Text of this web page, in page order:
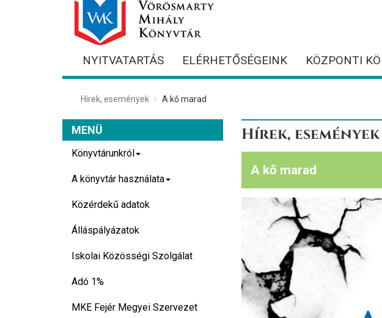
NYITVATARTÁS ELÉRHETŐSÉGEINK KÖZPONTI
Hírek, események A kő marad
Hírek, események
A kő marad
MENÜ
Könyvtárunkról
A könyvtár használata
Közérdekű adatok
Álláspályázatok
Iskolai Közösségi Szolgálat
Adó 1%
MKE Fejér Megyei Szervezet